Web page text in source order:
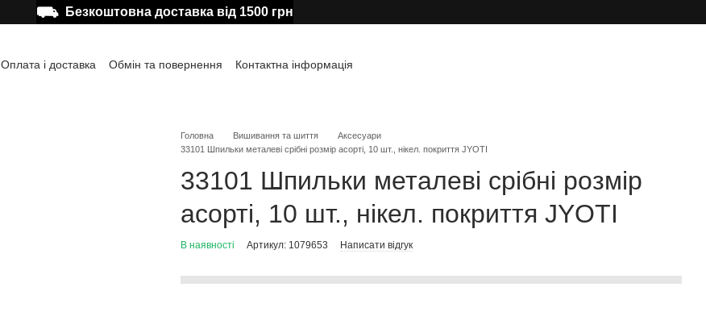
⛟ Безкоштовна доставка від 1500 грн
Оплата і доставка Обмін та повернення
Контактна інформація
Головна Вишивання та шиття
Аксесуари
33101 Шпильки металеві срібні розмір асорті, 10 шт., нікел. покриття JYOTI
33101 Шпильки металеві срібні розмір
асорті, 10 шт., нікел. покриття JYOTI
В наявності Артикул: 1079653 Написати відгук